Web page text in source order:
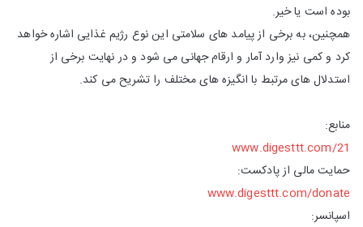
بوده است یا خیر.
همچنین، به برخی از پیامد های سلامتی این نوع رژیم غذایی اشاره خواهد
کرد و کمی نیز وارد آمار و ارقام جهانی می شود و در نهایت برخی از
استدلال های مرتبط با انگیزه های مختلف را تشریح می کند.
منابع:
www.digesttt.com/21
حمایت مالی از پادکست:
www.digesttt.com/donate
اسپانسر: